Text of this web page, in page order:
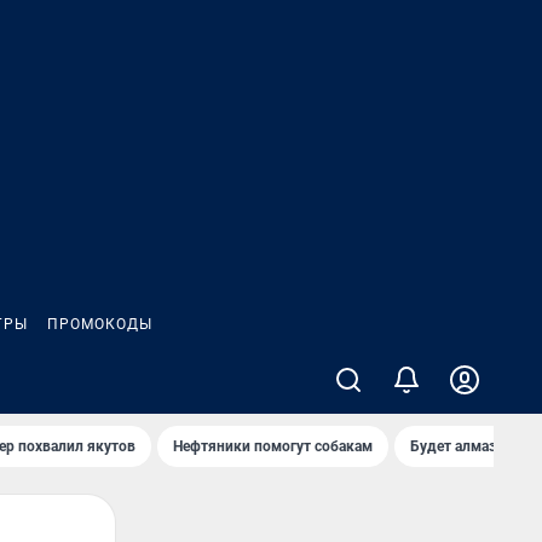
ПРОМОКОДЫ
похвалил якутов Нефтяники помогут собакам Будет алмазный